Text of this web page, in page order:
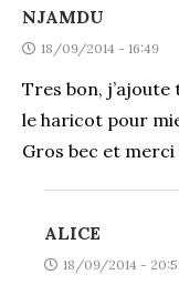
NJAMDU
18/09/2014 - 16:49
Tres bon,
le haricot pour
Gros bec et
ALICE
18/09/2014 -